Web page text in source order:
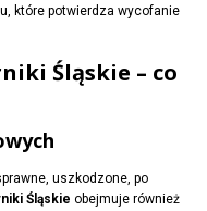
które potwierdza wycofanie
Śląskie – co
uszkodzone, po
Śląskie obejmuje również